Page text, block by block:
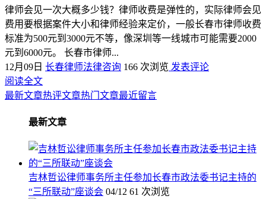
律师会见一次大概多少钱？律师收费是弹性的，实际律师会见
费用要根据案件大小和律师经验来定价，一般长春市律师收费
标准为500元到3000元不等，像深圳等一线城市可能需要2000
元到6000元。 长春市律师...
12月09日 长春律师法律咨询 166 次浏览 发表评论
阅读全文
最新文章热评文章热门文章最近留言
最新文章
吉林哲讼律师事务所主任参加长春市政法委书记主持的
“三所联动”座谈会 04/12 61 次浏览